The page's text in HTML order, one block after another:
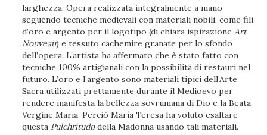
larghezza. Opera realizzata integralmente a mano
seguendo tecniche medievali con materiali nobili, come fili
d’oro e argento per il logotipo (di chiara ispirazioneArt
Nouveau) e tessuto cachemire granate per lo sfondo
dell’opera. L’artista ha affermato che è stato fatto con
tecniche 100% artigianali con la possibilità di restauri nel
futuro. L’oro e l’argento sono materiali tipici dell’Arte
Sacra utilizzati prettamente durante il Medioevo per
rendere manifesta la bellezza sovrumana di Dio e la Beata
Vergine Maria. Perciò María Teresa ha voluto esaltare
questa Pulchritudodella Madonna usando tali materiali.